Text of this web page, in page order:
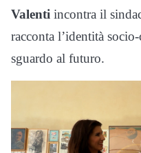
Valenti incontra il
racconta l’identità
sguardo al futuro.